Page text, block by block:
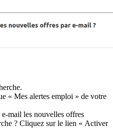
« Mes alertes emploi » de votre
mail les nouvelles offres
? Cliquez sur le lien « Activer